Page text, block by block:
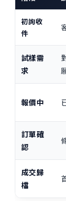
初詢收
件
試樣需
求
報價中
訂單確
認
成交歸
檔